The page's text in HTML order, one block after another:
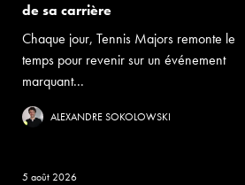
de sa carrière
Chaque jour, Tennis Majors remonte le
temps pour revenir sur un événement
marquant...
ALEXANDRE SOKOLOWSKI
5 août 2026